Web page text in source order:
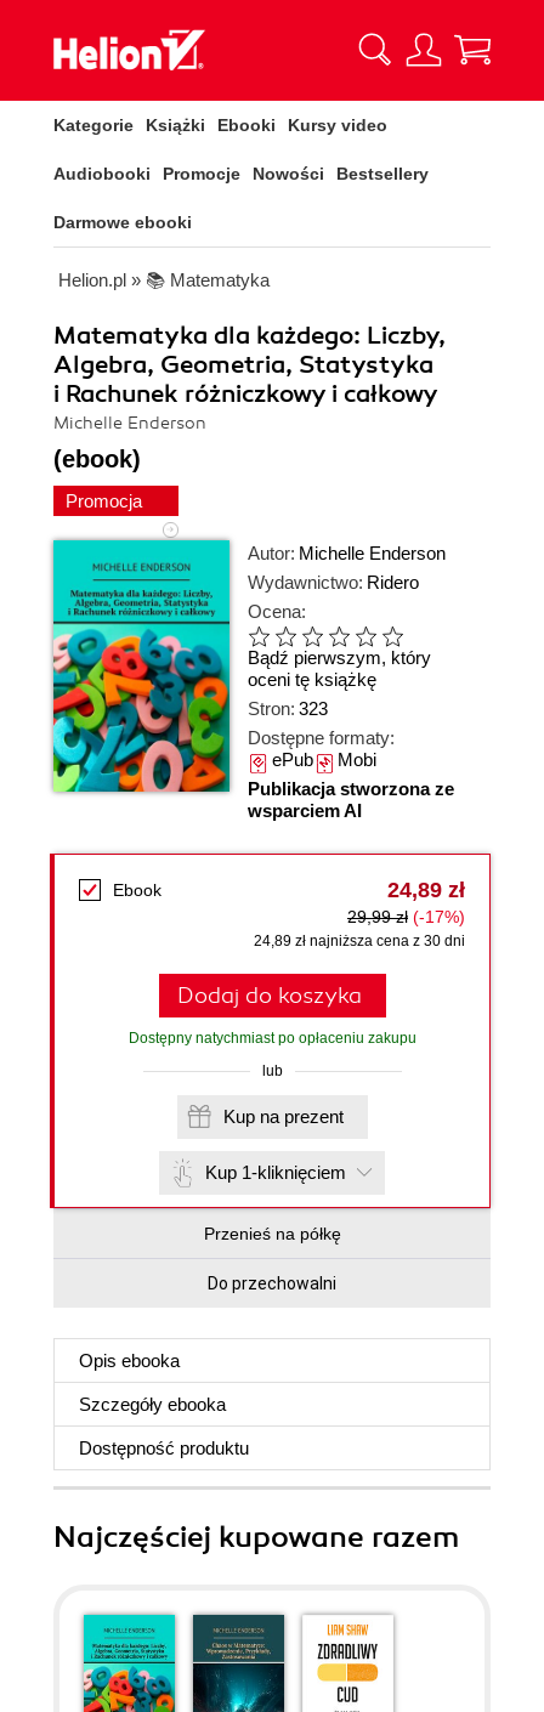
Kategorie Książki Ebooki Kursy video
Audiobooki Promocje Nowości Bestsellery
Darmowe ebooki
Helion.pl » 📚 Matematyka
Matematyka dla każdego: Liczby,
Algebra, Geometria, Statystyka
i Rachunek różniczkowy i całkowy
Michelle Enderson
(ebook)
Promocja
Autor: Michelle Enderson
Wydawnictwo: Ridero
Ocena:
Bądź pierwszym, który
oceni tę książkę
Stron: 323
Dostępne formaty:
ePubMobi
Publikacja stworzona ze
wsparciem AI
Ebook 24,89 zł
29,99 zł (-17%)
24,89 zł najniższa cena z 30 dni
Dodaj do koszyka
Dostępny natychmiast po opłaceniu zakupu
lub
Kup na prezent
Kup 1-kliknięciem
Przenieś na półkę
Do przechowalni
Opis ebooka
Szczegóły ebooka
Dostępność produktu
Najczęściej kupowane razem